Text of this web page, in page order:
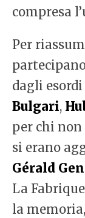
compresa
Per
dagli
Bulgari,
per chi non
si erano
Gérald
La
la